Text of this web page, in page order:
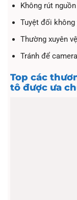
Không rút
Tuyệt đối
Thường xuyên
Tránh để
Top các
tô được ưa